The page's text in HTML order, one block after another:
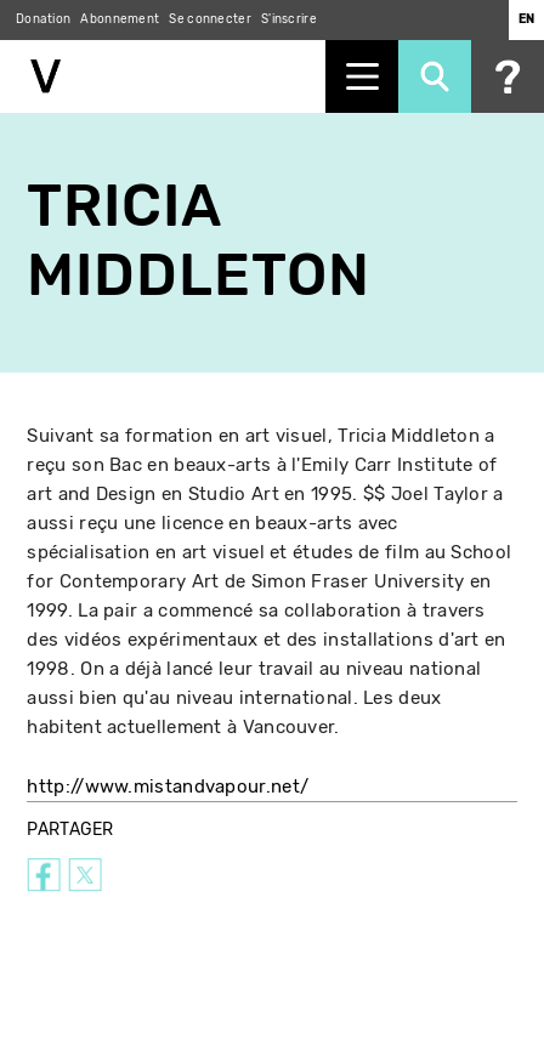
contenu
principal
Donation Abonnement Se connecter S'inscrire EN
TRICIA
MIDDLETON
Suivant sa formation en art visuel, Tricia Middleton a
reçu son Bac en beaux-arts à l'Emily Carr Institute of
art and Design en Studio Art en 1995. $$ Joel Taylor a
aussi reçu une licence en beaux-arts avec
spécialisation en art visuel et études de film au School
for Contemporary Art de Simon Fraser University en
1999. La pair a commencé sa collaboration à travers
des vidéos expérimentaux et des installations d'art en
1998. On a déjà lancé leur travail au niveau national
aussi bien qu'au niveau international. Les deux
habitent actuellement à Vancouver.
http://www.mistandvapour.net/
PARTAGER